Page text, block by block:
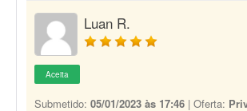
Luan R.
Aceita
Submetido: 05/01/2023 às 17:46 | Oferta: